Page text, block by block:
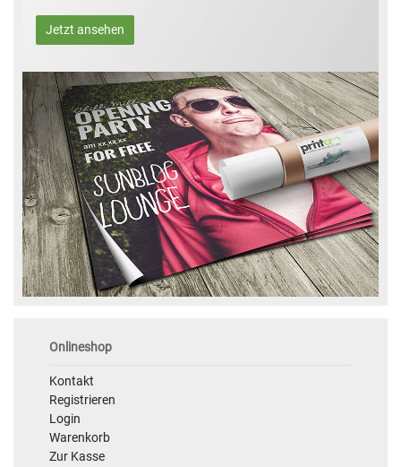
Jetzt ansehen
Onlineshop
Kontakt
Registrieren
Login
Warenkorb
Zur Kasse